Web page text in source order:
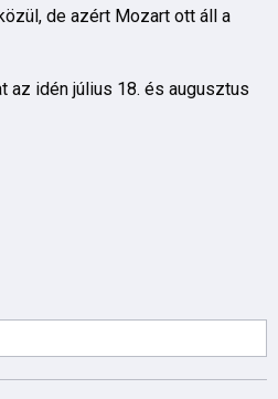
de azért Mozart ott áll a
az idén július 18. és augusztus